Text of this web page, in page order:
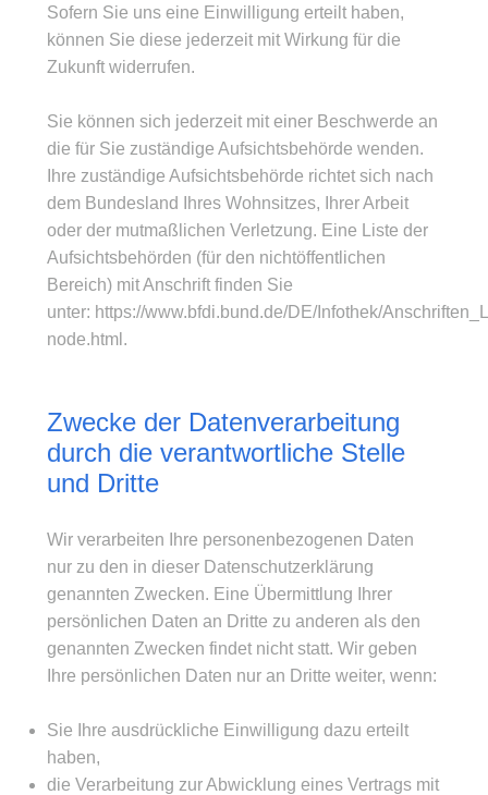
Sofern Sie uns eine Einwilligung erteilt haben,
können Sie diese jederzeit mit Wirkung für die
Zukunft widerrufen.
Sie können sich jederzeit mit einer Beschwerde an
die für Sie zuständige Aufsichtsbehörde wenden.
Ihre zuständige Aufsichtsbehörde richtet sich nach
dem Bundesland Ihres Wohnsitzes, Ihrer Arbeit
oder der mutmaßlichen Verletzung. Eine Liste der
Aufsichtsbehörden (für den nichtöffentlichen
Bereich) mit Anschrift finden Sie
unter: https://www.bfdi.bund.de/DE/Infothek/
node.html .
Zwecke der Datenverarbeitung
durch die verantwortliche Stelle
und Dritte
Wir verarbeiten Ihre personenbezogenen Daten
nur zu den in dieser Datenschutzerklärung
genannten Zwecken. Eine Übermittlung Ihrer
persönlichen Daten an Dritte zu anderen als den
genannten Zwecken findet nicht statt. Wir geben
Ihre persönlichen Daten nur an Dritte weiter, wenn:
Sie Ihre ausdrückliche Einwilligung dazu erteilt
haben,
die Verarbeitung zur Abwicklung eines Vertrags mit